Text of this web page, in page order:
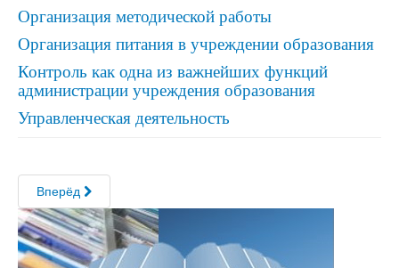
Организация методической работы
Организация питания в учреждении образования
Контроль как одна из важнейших функций
администрации учреждения образования
Управленческая деятельность
Вперёд